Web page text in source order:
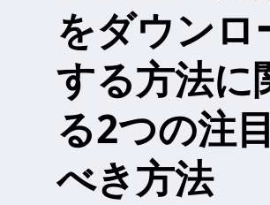
をダウンロ
する方法に
る2つの注
べき方法